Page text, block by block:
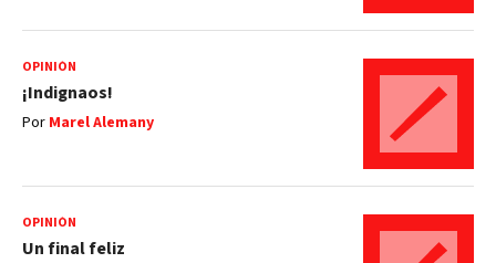
OPINIÓN
¡Indignaos!
Por Marel Alemany
OPINIÓN
Un final feliz